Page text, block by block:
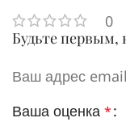
0
Будьте первым,
Ваш адрес
Ваша оценка *